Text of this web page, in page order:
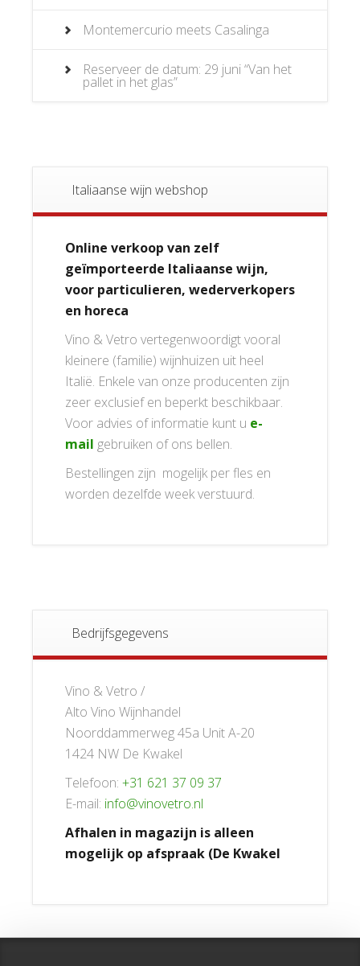
Montemercurio meets Casalinga
Reserveer de datum: 29 juni “Van het
pallet in het glas”
Italiaanse wijn webshop
Online verkoop van zelf
geïmporteerde Italiaanse wijn,
voor particulieren, wederverkopers
en horeca
Vino & Vetro vertegenwoordigt vooral
kleinere (familie) wijnhuizen uit heel
Italië. Enkele van onze producenten zijn
zeer exclusief en beperkt beschikbaar.
Voor advies of informatie kunt u e-
mail gebruiken of ons bellen.
Bestellingen zijn mogelijk per fles en
worden dezelfde week verstuurd.
Bedrijfsgegevens
Vino & Vetro /
Alto Vino Wijnhandel
Noorddammerweg 45a Unit A-20
1424 NW De Kwakel
Telefoon: +31 621 37 09 37
E-mail: info@vinovetro.nl
Afhalen in magazijn is alleen
mogelijk op afspraak (De Kwakel